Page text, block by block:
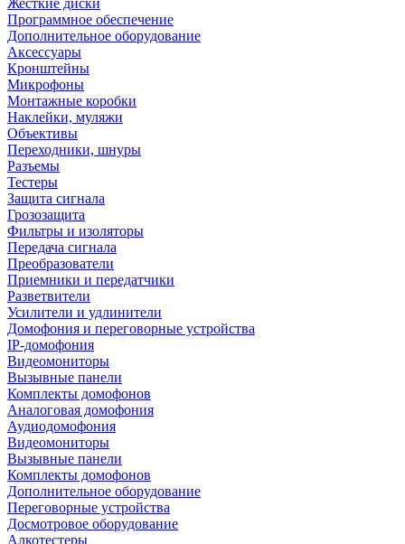
Жесткие диски
Программное обеспечение
Дополнительное оборудование
Аксессуары
Кронштейны
Микрофоны
Монтажные коробки
Наклейки, муляжи
Объективы
Переходники, шнуры
Разъемы
Тестеры
Защита сигнала
Грозозащита
Фильтры и изоляторы
Передача сигнала
Преобразователи
Приемники и передатчики
Разветвители
Усилители и удлинители
Домофония и переговорные устройства
IP-домофония
Видеомониторы
Вызывные панели
Комплекты домофонов
Аналоговая домофония
Аудиодомофония
Видеомониторы
Вызывные панели
Комплекты домофонов
Дополнительное оборудование
Переговорные устройства
Досмотровое оборудование
Алкотестеры